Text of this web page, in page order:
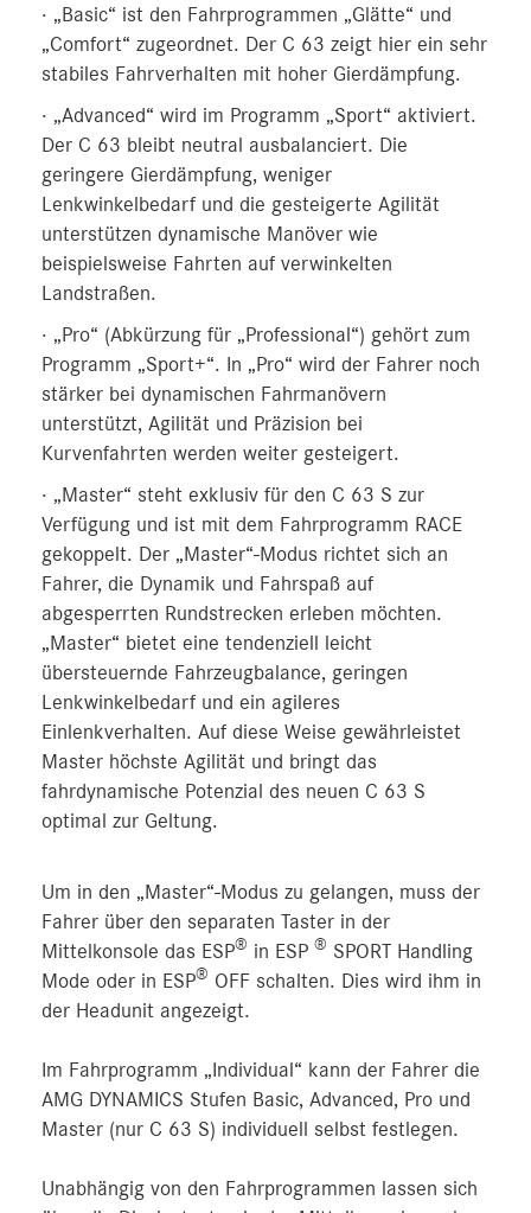
· „Basic“ ist den Fahrprogrammen „Glätte“ und
„Comfort“ zugeordnet. Der C 63 zeigt hier ein sehr
stabiles Fahrverhalten mit hoher Gierdämpfung.
· „Advanced“ wird im Programm „Sport“ aktiviert.
Der C 63 bleibt neutral ausbalanciert. Die
geringere Gierdämpfung, weniger
Lenkwinkelbedarf und die gesteigerte Agilität
unterstützen dynamische Manöver wie
beispielsweise Fahrten auf verwinkelten
Landstraßen.
· „Pro“ (Abkürzung für „Professional“) gehört zum
Programm „Sport+“. In „Pro“ wird der Fahrer noch
stärker bei dynamischen Fahrmanövern
unterstützt, Agilität und Präzision bei
Kurvenfahrten werden weiter gesteigert.
· „Master“ steht exklusiv für den C 63 S zur
Verfügung und ist mit dem Fahrprogramm RACE
gekoppelt. Der „Master“-Modus richtet sich an
Fahrer, die Dynamik und Fahrspaß auf
abgesperrten Rundstrecken erleben möchten.
„Master“ bietet eine tendenziell leicht
übersteuernde Fahrzeugbalance, geringen
Lenkwinkelbedarf und ein agileres
Einlenkverhalten. Auf diese Weise gewährleistet
Master höchste Agilität und bringt das
fahrdynamische Potenzial des neuen C 63 S
optimal zur Geltung.
Um in den „Master“-Modus zu gelangen, muss der
Fahrer über den separaten Taster in der
Mittelkonsole das ESP® in ESP ® SPORT Handling
Mode oder in ESP® OFF schalten. Dies wird ihm in
der Headunit angezeigt.
Im Fahrprogramm „Individual“ kann der Fahrer die
AMG DYNAMICS Stufen Basic, Advanced, Pro und
Master (nur C 63 S) individuell selbst festlegen.
Unabhängig von den Fahrprogrammen lassen sich